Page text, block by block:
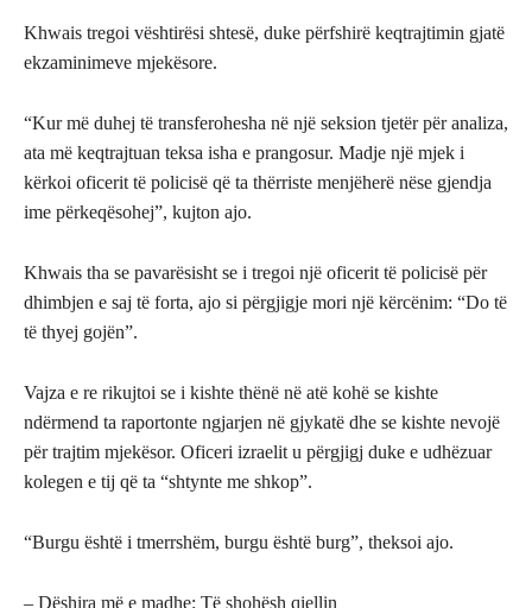
Khwais tregoi vështirësi shtesë, duke përfshirë keqtrajtimin gjatë
ekzaminimeve mjekësore.
“Kur më duhej të transferohesha në një seksion tjetër për analiza,
ata më keqtrajtuan teksa isha e prangosur. Madje një mjek i
kërkoi oficerit të policisë që ta thërriste menjëherë nëse gjendja
ime përkeqësohej”, kujton ajo.
Khwais tha se pavarësisht se i tregoi një oficerit të policisë për
dhimbjen e saj të forta, ajo si përgjigje mori një kërcënim: “Do të
të thyej gojën”.
Vajza e re rikujtoi se i kishte thënë në atë kohë se kishte
ndërmend ta raportonte ngjarjen në gjykatë dhe se kishte nevojë
për trajtim mjekësor. Oficeri izraelit u përgjigj duke e udhëzuar
kolegen e tij që ta “shtynte me shkop”.
“Burgu është i tmerrshëm, burgu është burg”, theksoi ajo.
– Dëshira më e madhe: Të shohësh qiellin